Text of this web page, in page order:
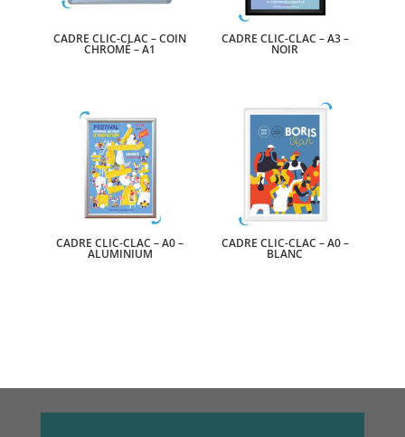
CADRE CLIC-CLAC – COIN
CHROMÉ – A1
CADRE CLIC-CLAC – A3 –
NOIR
CADRE CLIC-CLAC – A0 –
ALUMINIUM
CADRE CLIC-CLAC – A0 –
BLANC